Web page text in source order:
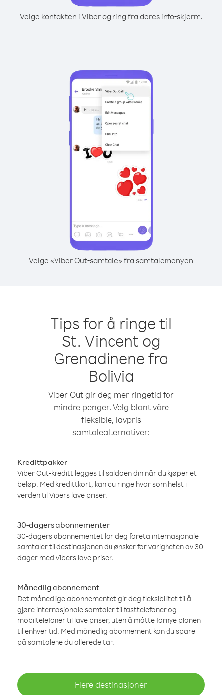
Velge kontakten i Viber og ring fra deres info-skjerm.
Velge «Viber Out-samtale» fra samtalemenyen
Tips for å ringe til
St. Vincent og
Grenadinene fra
Bolivia
Viber Out gir deg mer ringetid for
mindre penger. Velg blant våre
fleksible, lavpris
samtalealternativer:
Kredittpakker
Viber Out-kreditt legges til saldoen din når du kjøper et
beløp. Med kredittkort, kan du ringe hvor som helst i
verden til Vibers lave priser.
30-dagers abonnementer
30-dagers abonnementet lar deg foreta internasjonale
samtaler til destinasjonen du ønsker for varigheten av 30
dager med Vibers lave priser.
Månedlig abonnement
Det månedlige abonnementet gir deg fleksibilitet til å
gjøre internasjonale samtaler til fasttelefoner og
mobiltelefoner til lave priser, uten å måtte fornye planen
til enhver tid. Med månedlig abonnement kan du spare
på samtalene du allerede tar.
Flere destinasjoner